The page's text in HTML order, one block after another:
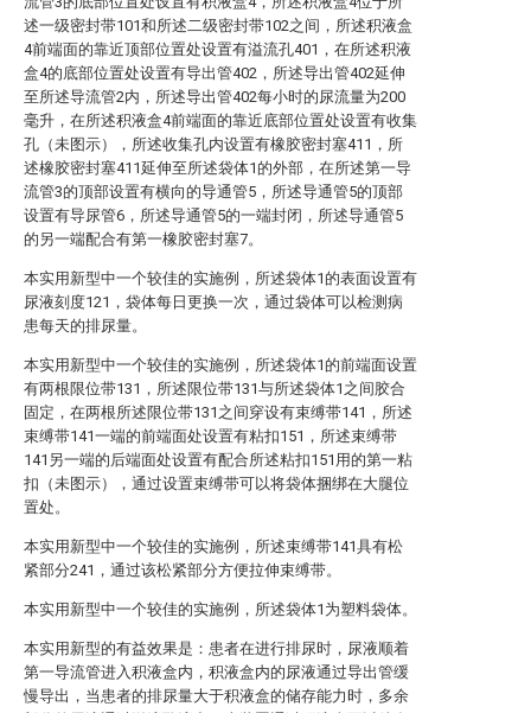
述一级密封带101和所述二级密封带102之间，所述积液盒
4前端面的靠近顶部位置处设置有溢流孔401，在所述积液
盒4的底部位置处设置有导出管402，所述导出管402延伸
至所述导流管2内，所述导出管402每小时的尿流量为200
毫升，在所述积液盒4前端面的靠近底部位置处设置有收集
孔（未图示），所述收集孔内设置有橡胶密封塞411，所
述橡胶密封塞411延伸至所述袋体1的外部，在所述第一导
流管3的顶部设置有横向的导通管5，所述导通管5的顶部
设置有导尿管6，所述导通管5的一端封闭，所述导通管5
的另一端配合有第一橡胶密封塞7。
本实用新型中一个较佳的实施例，所述袋体1的表面设置有
尿液刻度121，袋体每日更换一次，通过袋体可以检测病
患每天的排尿量。
本实用新型中一个较佳的实施例，所述袋体1的前端面设置
有两根限位带131，所述限位带131与所述袋体1之间胶合
固定，在两根所述限位带131之间穿设有束缚带141，所述
束缚带141一端的前端面处设置有粘扣151，所述束缚带
141另一端的后端面处设置有配合所述粘扣151用的第一粘
扣（未图示），通过设置束缚带可以将袋体捆绑在大腿位
置处。
本实用新型中一个较佳的实施例，所述束缚带141具有松
紧部分241，通过该松紧部分方便拉伸束缚带。
本实用新型中一个较佳的实施例，所述袋体1为塑料袋体。
本实用新型的有益效果是：患者在进行排尿时，尿液顺着
第一导流管进入积液盒内，积液盒内的尿液通过导出管缓
慢导出，当患者的排尿量大于积液盒的储存能力时，多余